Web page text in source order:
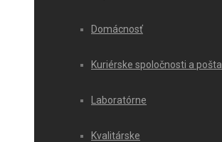
Domácnosť
Kuriérske spoločnosti a pošta
Laboratórne
Kvalitárske